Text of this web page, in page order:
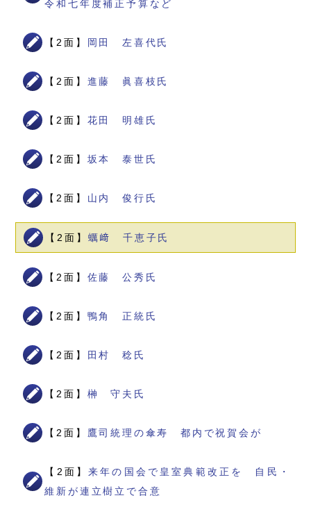
令和七年度補正予算など
【2面】 岡田 左喜代氏
【2面】 進藤 眞喜枝氏
【2面】 花田 明雄氏
【2面】 坂本 泰世氏
【2面】 山内 俊行氏
【2面】 蠣﨑 千恵子氏
【2面】 佐藤 公秀氏
【2面】 鴨角 正統氏
【2面】 田村 稔氏
【2面】 榊 守夫氏
【2面】 鷹司統理の傘寿 都内で祝賀会が
【2面】来年の国会で皇室典範改正を 自民・
維新が連立樹立で合意